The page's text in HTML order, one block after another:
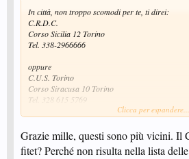
In città, non troppo scomodi per te, ti direi:
C.R.D.C.
Corso Sicilia 12 Torino
Tel. 338-2966666
oppure
C.U.S. Torino
Corso Siracusa 10 Torino
Tel. 328 615 5769
Io sono iscritto ad un circolo fuori Torino, i
ricerca su internet e non so se siano corretti/
Clicca per espandere...
Grazie mille, questi sono più vicini. Il
fitet? Perché non risulta nella lista